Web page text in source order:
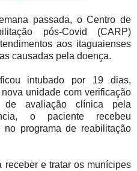
passada, o Centro de
pós-Covid (CARP)
aos itaguaienses
causadas pela doença.
intubado por 19 dias,
unidade com verificação
avaliação clínica pela
o paciente recebeu
programa de reabilitação
e tratar os munícipes